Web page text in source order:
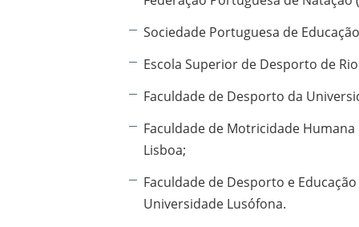
Sociedade Portuguesa de Educação
Escola Superior de Desporto de
Faculdade de Desporto da
Faculdade de Motricidade
Lisboa;
Faculdade de Desporto e Educação
Universidade Lusófona.